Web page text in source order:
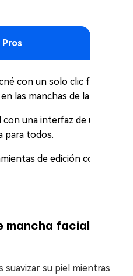
Pros
con un solo clic funciona
las manchas de la piel.
una interfaz de usuario
para todos.
de edición como
mancha facial
suavizar su piel mientras